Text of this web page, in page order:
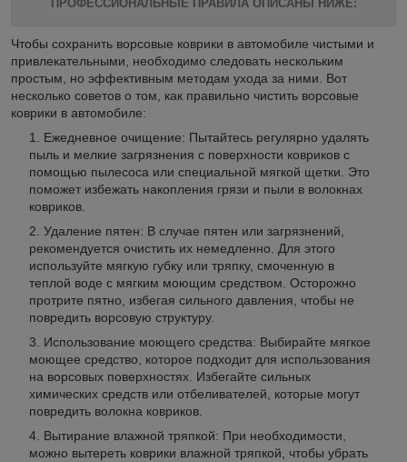
ПРОФЕССИОНАЛЬНЫЕ ПРАВИЛА ОПИСАНЫ НИЖЕ:
Чтобы сохранить ворсовые коврики в автомобиле чистыми и
привлекательными, необходимо следовать нескольким
простым, но эффективным методам ухода за ними. Вот
несколько советов о том, как правильно чистить ворсовые
коврики в автомобиле:
Ежедневное очищение: Пытайтесь регулярно удалять
пыль и мелкие загрязнения с поверхности ковриков с
помощью пылесоса или специальной мягкой щетки. Это
поможет избежать накопления грязи и пыли в волокнах
ковриков.
Удаление пятен: В случае пятен или загрязнений,
рекомендуется очистить их немедленно. Для этого
используйте мягкую губку или тряпку, смоченную в
теплой воде с мягким моющим средством. Осторожно
протрите пятно, избегая сильного давления, чтобы не
повредить ворсовую структуру.
Использование моющего средства: Выбирайте мягкое
моющее средство, которое подходит для использования
на ворсовых поверхностях. Избегайте сильных
химических средств или отбеливателей, которые могут
повредить волокна ковриков.
Вытирание влажной тряпкой: При необходимости,
можно вытереть коврики влажной тряпкой, чтобы убрать